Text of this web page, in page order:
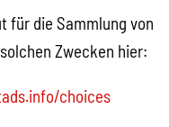
für die Sammlung von
Zwecken hier:
choices